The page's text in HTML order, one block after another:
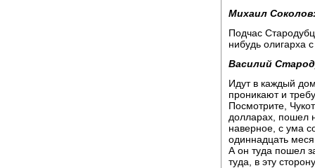
Михаил
Подчас
нибудь олигарха
Василий
Идут в каждый
проникают и
Посмотрите,
долларах, пошел
наверное, с ума
одиннадцать
А он туда пошел
туда, в эту